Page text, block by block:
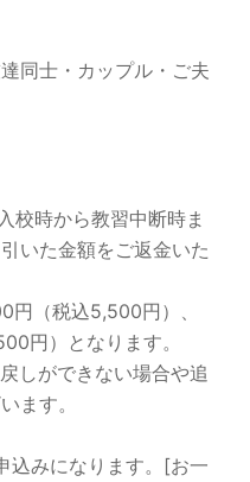
同士・カップル・ご夫
校時から教習中断時ま
いた金額をご返金いた
円（税込5,500円）、
円）となります。
しができない場合や追
ます。
込みになります。[お一